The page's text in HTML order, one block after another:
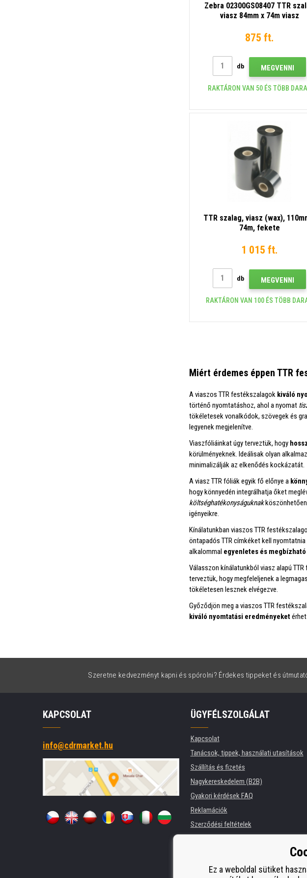
Zebra 02300GS08407 TTR
viasz 84mm x 74m viasz
875 ft.
db MEGVENNI
RAKTÁRON VAN 50 ÉS TÖBB
TTR szalag, viasz (wax),
74m, fekete
1 015 ft.
db MEGVENNI
RAKTÁRON VAN 100 ÉS TÖBB
Miért érdemes éppen TTR
A viaszos TTR festékszalagok kiváló
történő nyomtatáshoz, ahol a nyomat
tökéletesek vonalkódok, szövegek és
legyenek megjelenítve.
Viaszfóliáinkat úgy terveztük, hogy
körülményeknek. Ideálisak olyan
minimalizálják az elkenődés kockázatát.
A viasz TTR fóliák egyik fő előnye a
hogy könnyedén integrálhatja őket
költséghatékonyságuknakköszönhetően
igényeikre.
Kínálatunkban viaszos TTR
öntapadós TTR címkéket kell nyomtatnia
alkalommal egyenletes és
Válasszon kínálatunkból viasz alapú
terveztük, hogy megfeleljenek a
tökéletesen lesznek elvégezve.
Győződjön meg a viaszos TTR
kiváló nyomtatási eredményeket
Szeretne kedvezményt kapni és spórolni? Érdekes tippeket és
KAPCSOLAT
info@cdrmarket.hu
ÜGYFÉLSZOLGÁLAT
Kapcsolat
Tanácsok, tippek, használati utasítások
Szállítás és fizetés
Nagykereskedelem (B2B)
Gyakori kérdések FAQ
Reklamációk
Szerződési feltételek
Nyomtatók bérlése
Ez a weboldal sütiket